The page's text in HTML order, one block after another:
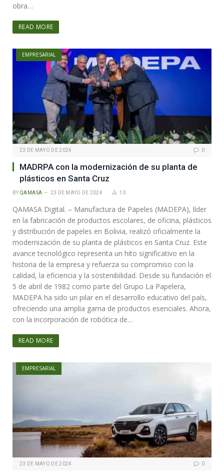
obra…
READ MORE
EMPRESARIAL
23 DE MAYO DE 2024 0
MADRPA con la modernización de su planta de
plásticos en Santa Cruz
BY QAMASA 23 DE MAYO DE 2024 10
QAMASA Digital. – Manufactura de Papeles (MADEPA), líder
en la fabricación de productos escolares, de oficina, plásticos
y distribución de papeles en Bolivia, realizó oficialmente la
modernización de su planta de plásticos en Santa Cruz. Este
avance tecnológico representa un hito significativo en la
historia de la empresa y refuerza su compromiso con la
calidad, la eficiencia y la sostenibilidad. Desde su fundación el
5 de abril de 1982 como parte del Grupo La Papelera,
MADEPA ha sido un pilar en el desarrollo educativo del país,
ofreciendo una amplia gama de productos esenciales. Ahora,
con la incorporación de robótica de…
READ MORE
EMPRESARIAL
23 DE MAYO DE 2024 0